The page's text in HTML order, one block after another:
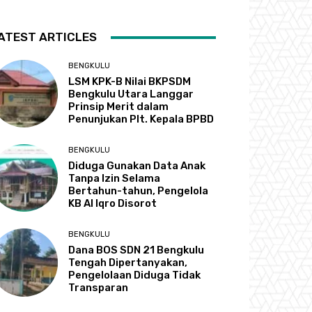
ARTICLES
BENGKULU
LSM KPK-B Nilai BKPSDM
Bengkulu Utara Langgar
Prinsip Merit dalam
Penunjukan Plt. Kepala BPBD
BENGKULU
Diduga Gunakan Data Anak
Tanpa Izin Selama
Bertahun-tahun, Pengelola
KB Al Iqro Disorot
BENGKULU
Dana BOS SDN 21 Bengkulu
Tengah Dipertanyakan,
Pengelolaan Diduga Tidak
Transparan